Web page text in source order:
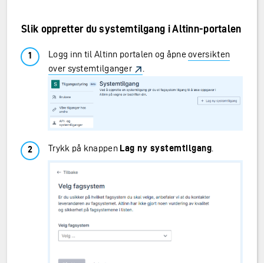
Slik oppretter du systemtilgang i Altinn-portalen
Logg inn til Altinn portalen og åpne oversikten
over systemtilganger
Trykk på knappen Lag ny systemtilgang.